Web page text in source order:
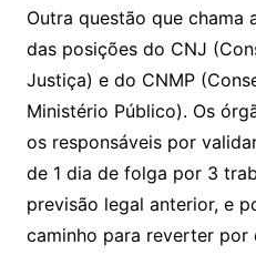
Outra questão que chama
das posições do CNJ
Justiça) e do CNMP
Ministério Público). Os
os responsáveis por
de 1 dia de folga por 3
previsão legal anterior, e
caminho para reverter